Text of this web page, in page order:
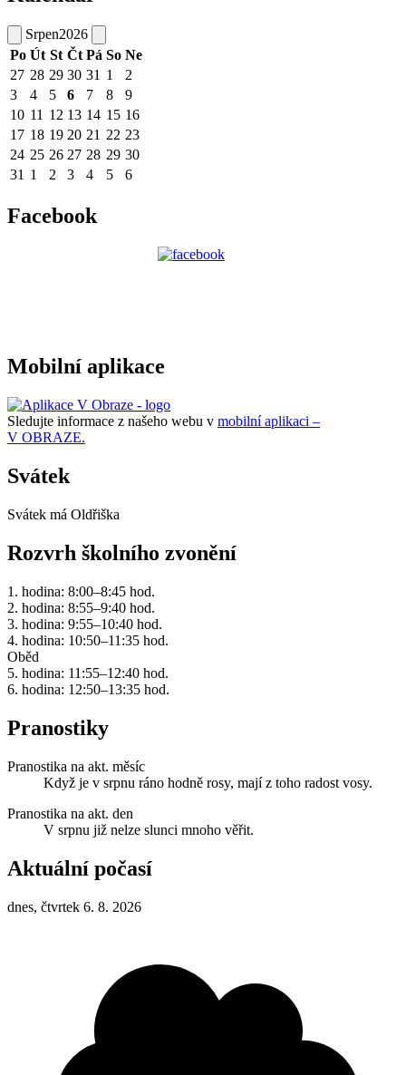
Srpen2026
Po Út St Čt Pá So Ne
27 28 29 30 31 1
2
3
4 5 6 7 8
9
10 11 12 13 14 15 16
17 18 19 20 21 22 23
24 25 26 27 28 29 30
31 1 2 3 4 5 6
Facebook
Mobilní aplikace
Sledujte informace z našeho webu v mobilní aplikaci –
V OBRAZE.
Svátek
Svátek má Oldřiška
Rozvrh školního zvonění
1. hodina: 8:00–8:45 hod.
2. hodina: 8:55–9:40 hod.
3. hodina: 9:55–10:40 hod.
4. hodina: 10:50–11:35 hod.
Oběd
5. hodina: 11:55–12:40 hod.
6. hodina: 12:50–13:35 hod.
Pranostiky
Pranostika na akt. měsíc
Když je v srpnu ráno hodně rosy, mají z toho radost vosy.
Pranostika na akt. den
V srpnu již nelze slunci mnoho věřit.
Aktuální počasí
dnes, čtvrtek 6. 8. 2026